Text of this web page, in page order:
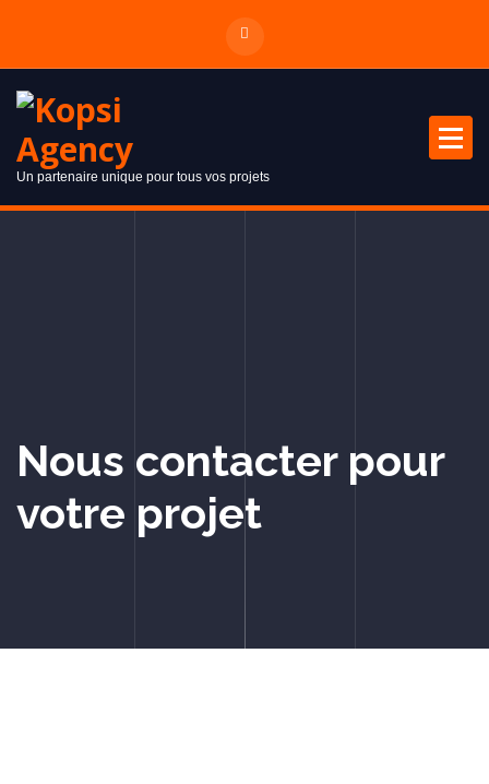
Un partenaire unique pour tous vos projets
Nous contacter pour
votre projet